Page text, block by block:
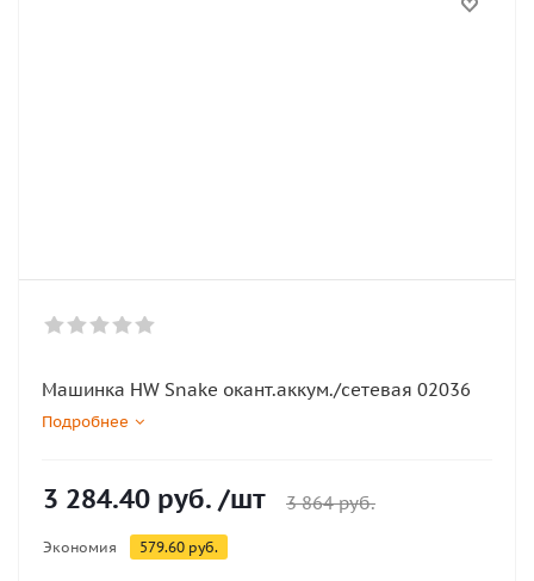
Машинка HW Snake окант.аккум./сетевая 02036
Подробнее
3 284.40 руб. /шт 3 864руб.
Экономия 579.60 руб.